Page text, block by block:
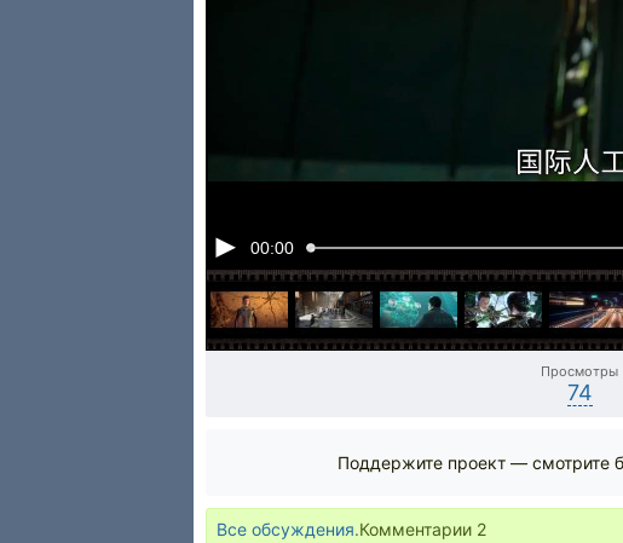
00:00
Просмотры
74
Поддержите проект — смотрите
Все обсуждения.Комментарии 2